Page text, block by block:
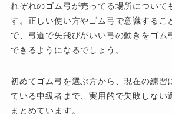
れぞれのゴム弓が売ってる場所について
す。正しい使い方やゴム弓で意識するこ
で、弓道で矢飛びがいい弓の動きをゴム
できるようになるでしょう。
初めてゴム弓を選ぶ方から、現在の練習
ている中級者まで、実用的で失敗しない
まとめています。